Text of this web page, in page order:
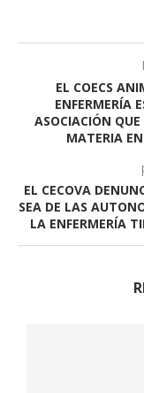
EL COECS
ENFERMERÍA
ASOCIACIÓN
MATERIA
EL CECOVA
SEA DE LAS
LA ENFERMERÍA